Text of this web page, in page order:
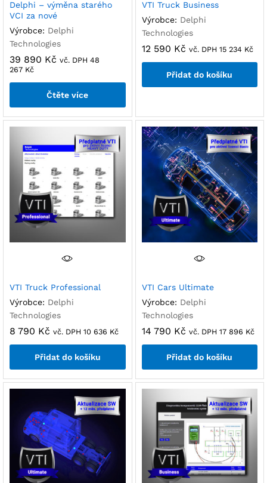
Delphi – výměna starého
VCI za nové
Výrobce: Delphi
Technologies
39 890 Kč vč. DPH 48
267 Kč
Čtěte více
VTI Truck Business
Výrobce: Delphi
Technologies
12 590 Kč vč. DPH 15 234 Kč
Přidat do košíku
VTI Truck Professional
Výrobce: Delphi
Technologies
8 790 Kč vč. DPH 10 636 Kč
Přidat do košíku
VTI Cars Ultimate
Výrobce: Delphi
Technologies
14 790 Kč vč. DPH 17 896 Kč
Přidat do košíku